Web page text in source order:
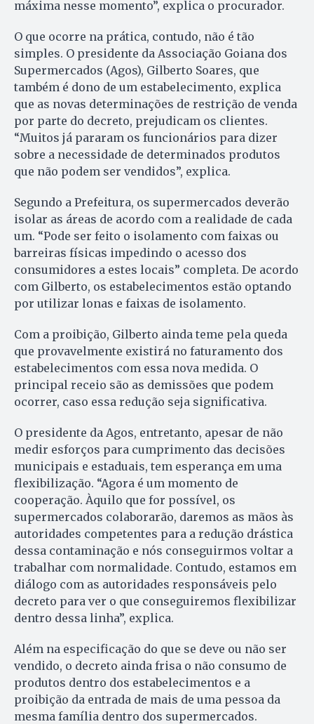
máxima nesse momento”, explica o procurador.
O que ocorre na prática, contudo, não é tão
simples. O presidente da Associação Goiana dos
Supermercados (Agos), Gilberto Soares, que
também é dono de um estabelecimento, explica
que as novas determinações de restrição de venda
por parte do decreto, prejudicam os clientes.
“Muitos já pararam os funcionários para dizer
sobre a necessidade de determinados produtos
que não podem ser vendidos”, explica.
Segundo a Prefeitura, os supermercados deverão
isolar as áreas de acordo com a realidade de cada
um. “Pode ser feito o isolamento com faixas ou
barreiras físicas impedindo o acesso dos
consumidores a estes locais” completa. De acordo
com Gilberto, os estabelecimentos estão optando
por utilizar lonas e faixas de isolamento.
Com a proibição, Gilberto ainda teme pela queda
que provavelmente existirá no faturamento dos
estabelecimentos com essa nova medida. O
principal receio são as demissões que podem
ocorrer, caso essa redução seja significativa.
O presidente da Agos, entretanto, apesar de não
medir esforços para cumprimento das decisões
municipais e estaduais, tem esperança em uma
flexibilização. “Agora é um momento de
cooperação. Àquilo que for possível, os
supermercados colaborarão, daremos as mãos às
autoridades competentes para a redução drástica
dessa contaminação e nós conseguirmos voltar a
trabalhar com normalidade. Contudo, estamos em
diálogo com as autoridades responsáveis pelo
decreto para ver o que conseguiremos flexibilizar
dentro dessa linha”, explica.
Além na especificação do que se deve ou não ser
vendido, o decreto ainda frisa o não consumo de
produtos dentro dos estabelecimentos e a
proibição da entrada de mais de uma pessoa da
mesma família dentro dos supermercados.